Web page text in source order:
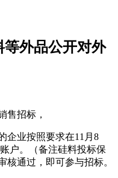
等外品公开对外
售招标，
企业按照要求在11月8
户。（备注硅料投标保
核通过，即可参与招标。